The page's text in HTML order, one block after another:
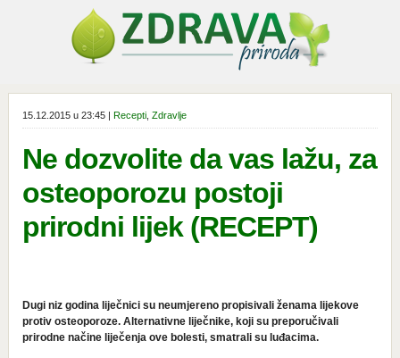
15.12.2015 u 23:45 | Recepti, Zdravlje
Ne dozvolite da vas lažu, za
osteoporozu postoji
prirodni lijek (RECEPT)
Dugi niz godina liječnici su neumjereno propisivali ženama lijekove
protiv osteoporoze. Alternativne liječnike, koji su preporučivali
prirodne načine liječenja ove bolesti, smatrali su luđacima.